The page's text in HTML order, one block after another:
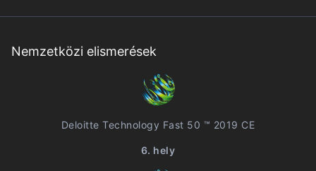
Nemzetközi elismerések
Deloitte Technology Fast 50 ™ 2019 CE
6. hely